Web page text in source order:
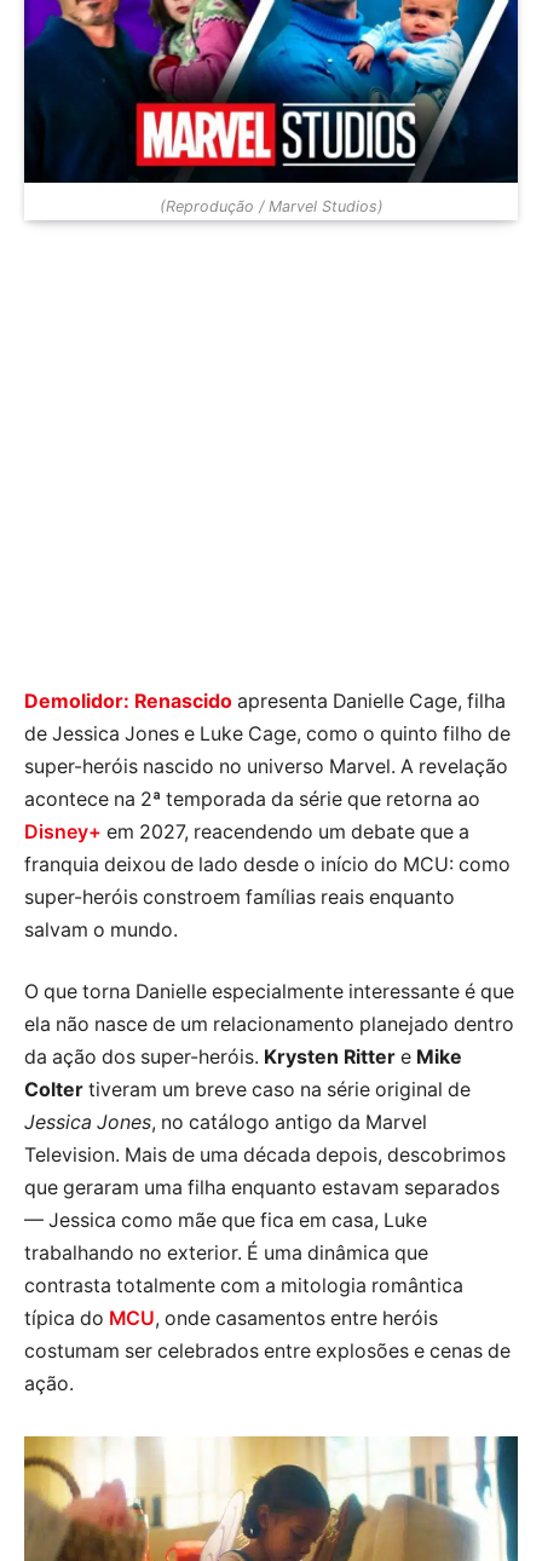
(Reprodução / Marvel Studios)
Demolidor: Renascido apresenta Danielle Cage, filha
de Jessica Jones e Luke Cage, como o quinto filho de
super-heróis nascido no universo Marvel. A revelação
acontece na 2ª temporada da série que retorna ao
Disney+ em 2027, reacendendo um debate que a
franquia deixou de lado desde o início do MCU: como
super-heróis constroem famílias reais enquanto
salvam o mundo.
O que torna Danielle especialmente interessante é que
ela não nasce de um relacionamento planejado dentro
da ação dos super-heróis. Krysten Ritter e Mike
Colter tiveram um breve caso na série original de
Jessica Jones, no catálogo antigo da Marvel
Television. Mais de uma década depois, descobrimos
que geraram uma filha enquanto estavam separados
— Jessica como mãe que fica em casa, Luke
trabalhando no exterior. É uma dinâmica que
contrasta totalmente com a mitologia romântica
típica do MCU, onde casamentos entre heróis
costumam ser celebrados entre explosões e cenas de
ação.